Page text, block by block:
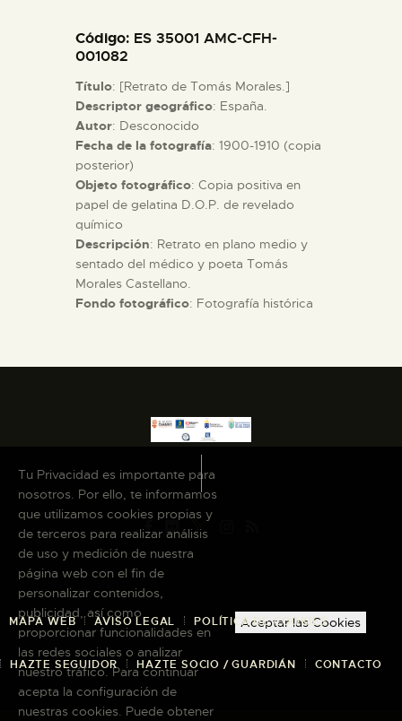
Código: ES 35001 AMC-CFH-
001082
Título: [Retrato de Tomás Morales.]
Descriptor geográfico: España.
Autor: Desconocido
Fecha de la fotografía: 1900-1910 (copia
posterior)
Objeto fotográfico: Copia positiva en
papel de gelatina D.O.P. de revelado
químico
Descripción: Retrato en plano medio y
sentado del médico y poeta Tomás
Morales Castellano.
Fondo fotográfico: Fotografía histórica
MAPA WEB AVISO LEGAL POLÍTICA DE COOKIES
HAZTE SEGUIDOR HAZTE SOCIO / GUARDIÁN CONTACTO
Tu Privacidad es importante para
nosotros. Por ello, te informamos
que utilizamos cookies propias y
de terceros para realizar análisis
de uso y medición de nuestra
página web con el fin de
personalizar contenidos,
publicidad, así como
proporcionar funcionalidades en
las redes sociales o analizar
nuestro tráfico. Para continuar
acepta la configuración de
nuestras cookies. Puede obtener
Aceptar las Cookies